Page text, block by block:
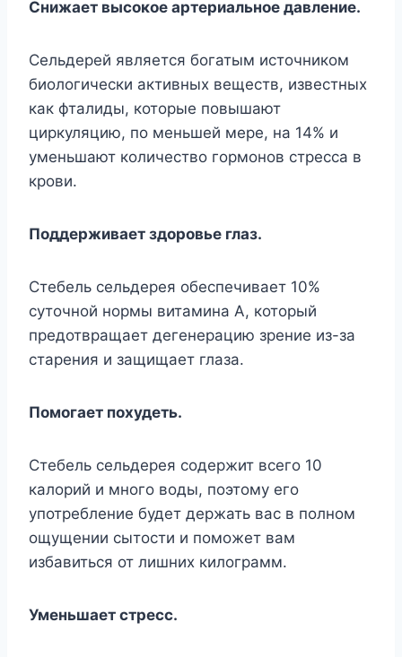
Снижает высокое артериальное давление.
Сельдерей является богатым источником
биологически активных веществ, известных
как фталиды, которые повышают
циркуляцию, по меньшей мере, на 14% и
уменьшают количество гормонов стресса в
крови.
Поддерживает здоровье глаз.
Стебель сельдерея обеспечивает 10%
суточной нормы витамина А, который
предотвращает дегенерацию зрение из-за
старения и защищает глаза.
Помогает похудеть.
Стебель сельдерея содержит всего 10
калорий и много воды, поэтому его
употребление будет держать вас в полном
ощущении сытости и поможет вам
избавиться от лишних килограмм.
Уменьшает стресс.